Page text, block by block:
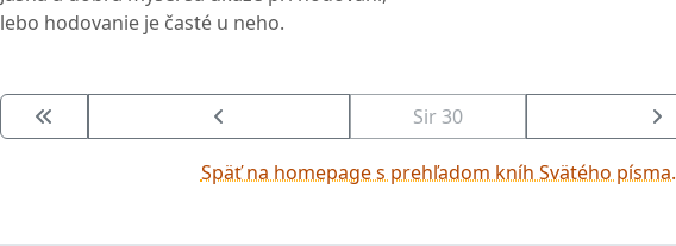
lebo hodovanie je časté u neho.
Sir 30
Späť na homepage s prehľadom kníh Svätého písma.